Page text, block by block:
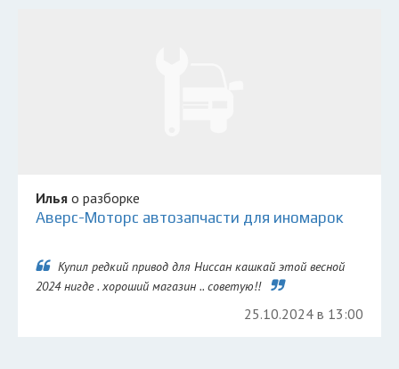
Илья о разборке
Аверс-Моторс автозапчасти для иномарок
Купил редкий привод для Ниссан кашкай этой весной
2024 нигде . хороший магазин .. советую!!
25.10.2024 в 13:00